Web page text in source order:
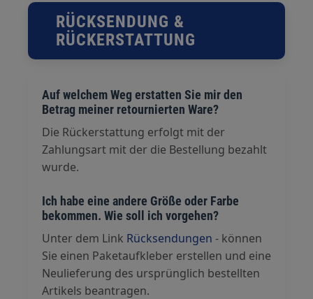
RÜCKSENDUNG &
RÜCKERSTATTUNG
Auf welchem Weg erstatten Sie mir den
Betrag meiner retournierten Ware?
Die Rückerstattung erfolgt mit der
Zahlungsart mit der die Bestellung bezahlt
wurde.
Ich habe eine andere Größe oder Farbe
bekommen. Wie soll ich vorgehen?
Unter dem Link Rücksendungen - können
Sie einen Paketaufkleber erstellen und eine
Neulieferung des ursprünglich bestellten
Artikels beantragen.